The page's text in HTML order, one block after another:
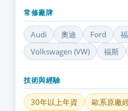
常修廠牌
Audi 奧迪 Ford
Volkswagen (VW)
福斯
技術與經驗
30年以上年資
歐系原廠